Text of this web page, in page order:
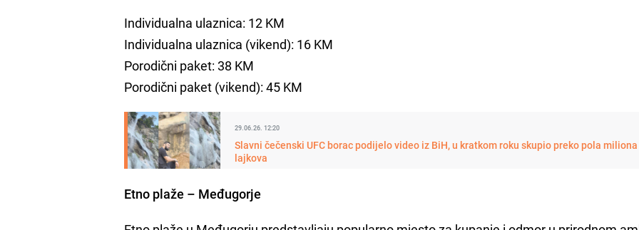
Individualna ulaznica: 12 KM
Individualna ulaznica (vikend): 16 KM
Porodični paket: 38 KM
Porodični paket (vikend): 45 KM
29.06.26. 12:20
Slavni čečenski UFC borac podijelo video iz BiH, u kratkom roku skupio preko pola miliona
lajkova
Etno plaže – Međugorje